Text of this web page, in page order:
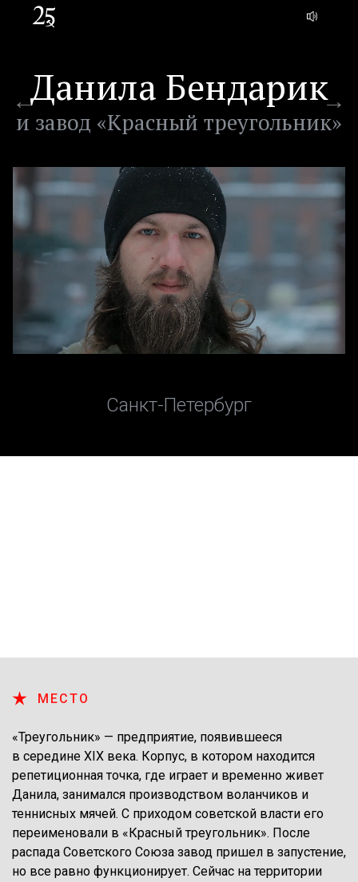
Данила Бендарик
и завод «Красный треугольник»
Санкт-Петербург
МЕСТО
«Треугольник» — ​предприятие, появившееся
в середине XIX века. Корпус, в котором находится
репетиционная точка, где играет и временно живет
Данила, занимался производством воланчиков и
теннисных мячей. С приходом советской власти его
переименовали в «Красный треугольник». После
распада Советского Союза завод пришел в запустение,
но все равно функционирует. Сейчас на территории